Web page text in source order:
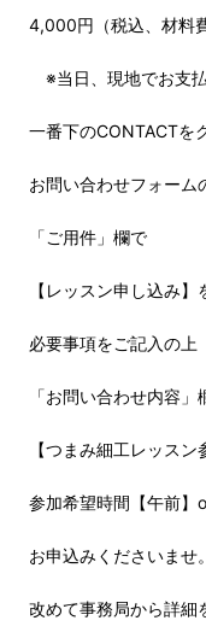
4,000円（税込、材料
※当日、現地でお支払
一番下のCONTACTを
お問い合わせフォーム
「ご用件」欄で
【レッスン申し込み】
必要事項をご記入の上
「お問い合わせ内容」
【つまみ細工レッスン
参加希望時間【午前】
お申込みくださいませ。
改めて事務局から詳細